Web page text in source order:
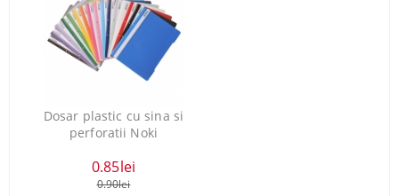
Dosar plastic cu sina si
perforatii Noki
0.85lei
0.90lei